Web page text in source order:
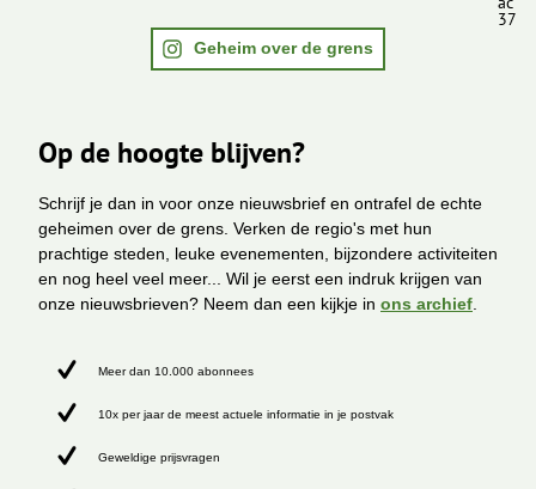
37
Geheim over de grens
Op de hoogte blijven?
Schrijf je dan in voor onze nieuwsbrief en ontrafel de echte
geheimen over de grens. Verken de regio's met hun
prachtige steden, leuke evenementen, bijzondere activiteiten
en nog heel veel meer... Wil je eerst een indruk krijgen van
onze nieuwsbrieven? Neem dan een kijkje in ons archief
Meer dan 10.000 abonnees
10x per jaar de meest actuele informatie in je postvak
Geweldige prijsvragen